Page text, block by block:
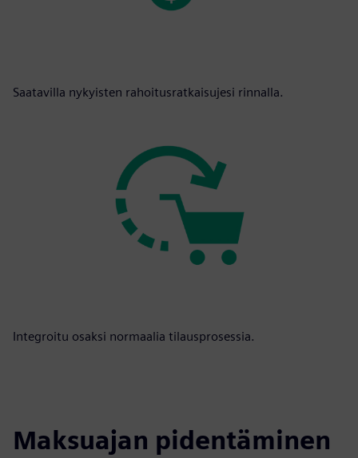
Saatavilla nykyisten rahoitusratkaisujesi rinnalla.
Integroitu osaksi normaalia tilausprosessia.
Maksuajan pidentäminen